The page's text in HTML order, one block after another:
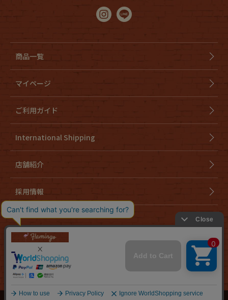
商品一覧
マイページ
ご利用ガイド
International Shipping
店舗紹介
採用情報
会社概要
個人情報取り扱いについて
cookieについて
お問い合わせ